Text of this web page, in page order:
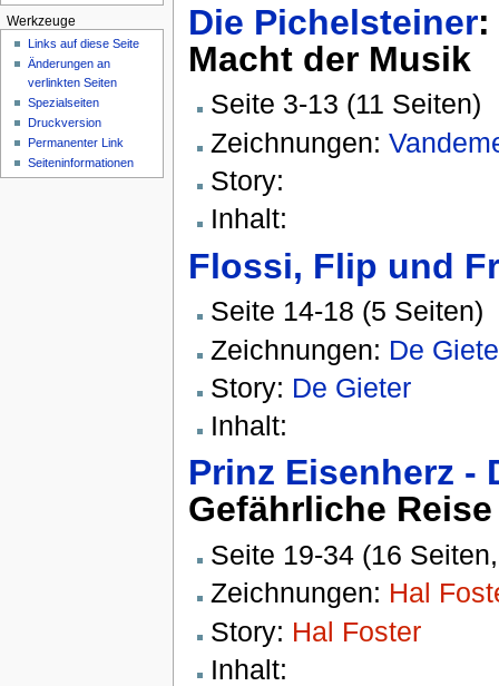
Die Pichelsteiner:
Macht der Musik
Seite 3-13 (11 Seiten)
Zeichnungen:
Story:
Inhalt:
Flossi, Flip und
Seite 14-18 (5 Seiten)
Zeichnungen: De
Story: De Gieter
Inhalt:
Prinz Eisenherz -
Gefährliche Reise
Seite 19-34 (16
Zeichnungen: Hal
Story: Hal Foster
Inhalt:
Werkzeuge
Links auf diese Seite
Änderungen an
verlinkten Seiten
Spezialseiten
Druckversion
Permanenter Link
Seiten­informationen